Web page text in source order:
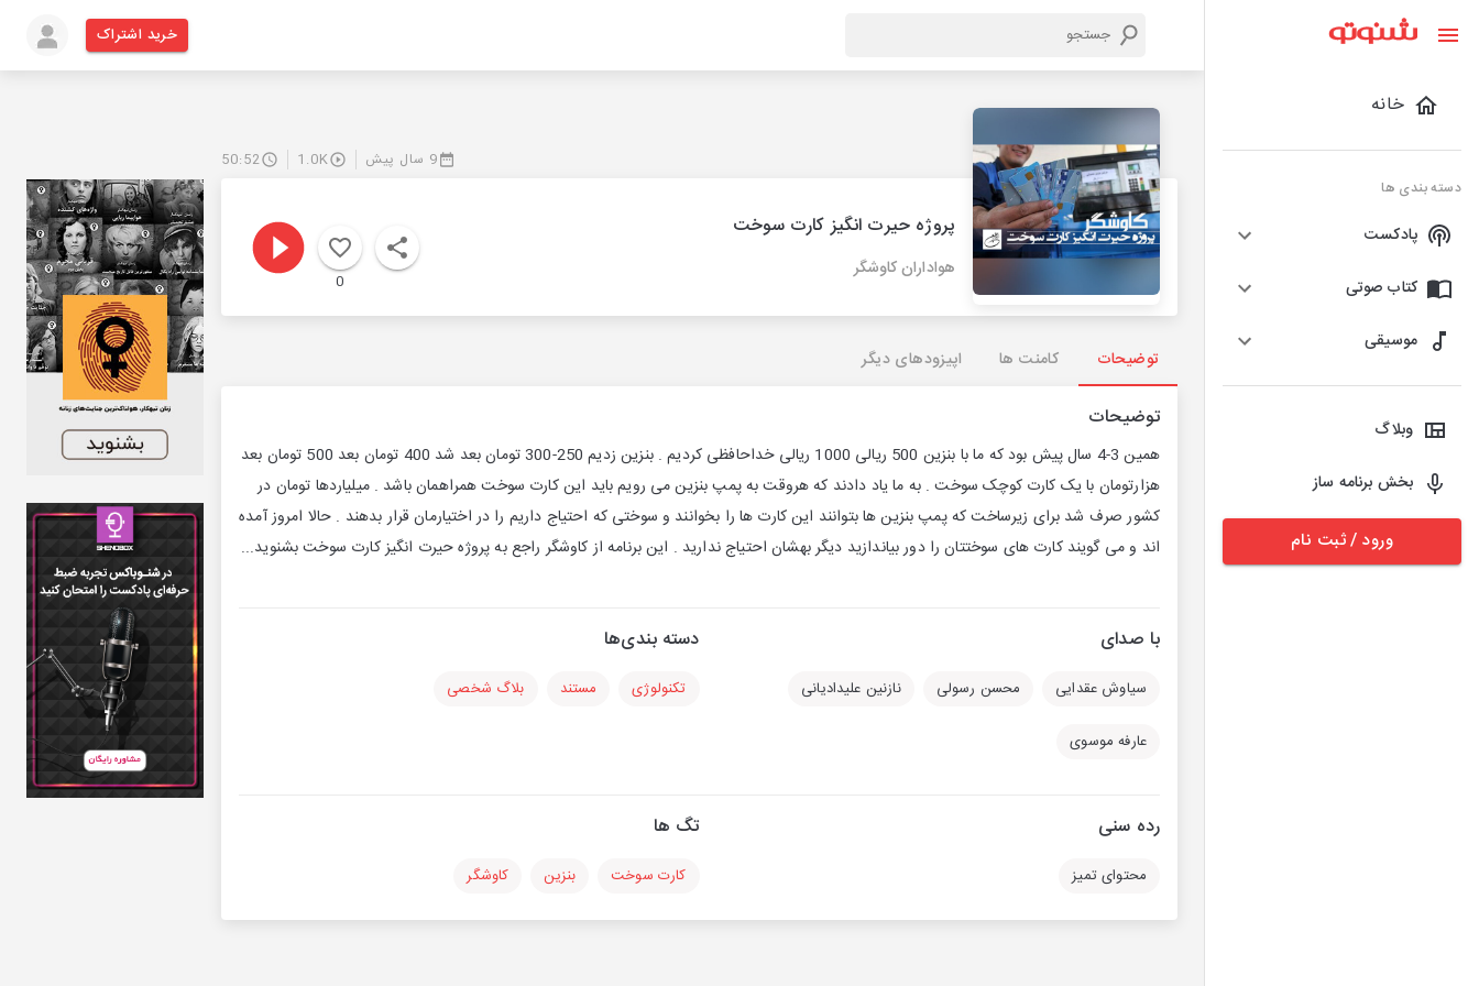
خانه
دسته بندی ها
پادکست
کتاب صوتی
موسیقی
وبلاگ
بخش برنامه ساز
ورود / ثبت نام
خرید اشتراک
9 سال پیش 1.0K
50:52
پروژه حیرت انگیز کارت سوخت
هواداران کاوشگر
0
توضیحات کامنت ها اپیزودهای دیگر
توضیحات
همین 3-4 سال پیش بود که ما با بنزین 500 ریالی 1000 ریالی خداحافظی کردیم . بنزین زدیم 250-300 تومان بعد شد 400 تومان بعد 500 تومان بعد
هزارتومان با یک کارت کوچک سوخت . به ما یاد دادند که هروقت به پمپ بنزین می رویم باید این کارت سوخت همراهمان باشد . میلیاردها تومان در
کشور صرف شد برای زیرساخت که پمپ بنزین ها بتوانند این کارت ها را بخوانند و سوختی که احتیاج داریم را در اختیارمان قرار بدهند . حالا امروز آمده
اند و می گویند کارت های سوختتان را دور بیاندازید دیگر بهشان احتیاج ندارید . این برنامه از کاوشگر راجع به پروژه حیرت انگیز کارت سوخت بشنوید...
با صدای
سیاوش عقدایی محسن رسولی نازنین علیدادیانی
عارفه موسوی
دسته بندی‌ها
تکنولوژی مستند بلاگ شخصی
رده سنی
محتوای تمیز
تگ ها
کارت سوخت بنزین کاوشگر